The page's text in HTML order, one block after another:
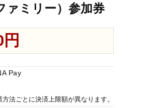
ァミリー）参加券
Pay
方法ごとに決済上限額が異なります。